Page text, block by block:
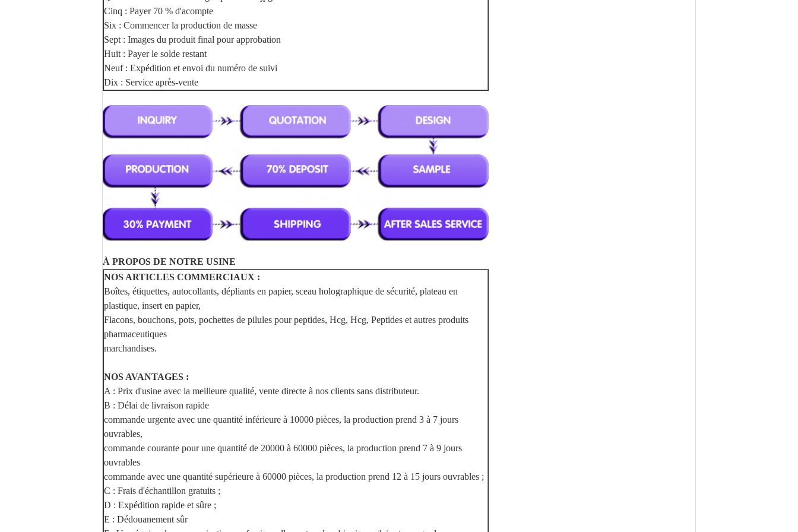
Cinq : Payer 70 % d'acompte
Six : Commencer la production de masse
Sept : Images du produit final pour approbation
Huit : Payer le solde restant
Neuf : Expédition et envoi du numéro de suivi
Dix : Service après-vente
À PROPOS DE NOTRE USINE
NOS ARTICLES COMMERCIAUX :
Boîtes, étiquettes, autocollants, dépliants en papier, sceau holographique de sécurité, plateau en
plastique, insert en papier,
Flacons, bouchons, pots, pochettes de pilules pour peptides, Hcg, Hcg, Peptides et autres produits
pharmaceutiques
marchandises.
NOS AVANTAGES :
A : Prix d'usine avec la meilleure qualité, vente directe à nos clients sans distributeur.
B : Délai de livraison rapide
commande urgente avec une quantité inférieure à 10000 pièces, la production prend 3 à 7 jours
ouvrables,
commande courante pour une quantité de 20000 à 60000 pièces, la production prend 7 à 9 jours
ouvrables
commande avec une quantité supérieure à 60000 pièces, la production prend 12 à 15 jours ouvrables ;
C : Frais d'échantillon gratuits ;
D : Expédition rapide et sûre ;
E : Dédouanement sûr